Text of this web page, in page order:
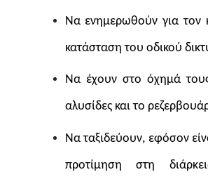
Να ενημερωθούν για τον
κατάσταση του οδικού
Να έχουν στο όχημά τους
αλυσίδες και το
Να ταξιδεύουν, εφόσον
προτίμηση στη